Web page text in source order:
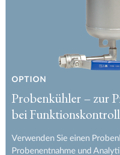
OPTION
Probenkühler – zur
bei
Verwenden Sie einen
Probenentnahme und